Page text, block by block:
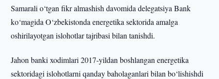
Samarali o‘tgan fikr almashish davomida delegatsiya Bank
ko‘magida O‘zbekistonda energetika sektorida amalga
oshirilayotgan islohotlar tajribasi bilan tanishdi.
Jahon banki xodimlari 2017-yildan boshlangan energetika
sektoridagi islohotlarni qanday baholaganlari bilan bo‘lishishdi